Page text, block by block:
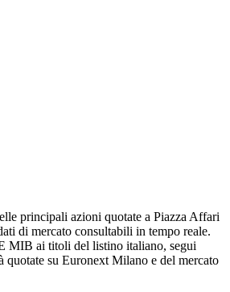
principali azioni quotate a Piazza Affari
di mercato consultabili in tempo reale.
MIB ai titoli del listino italiano, segui
quotate su Euronext Milano e del mercato